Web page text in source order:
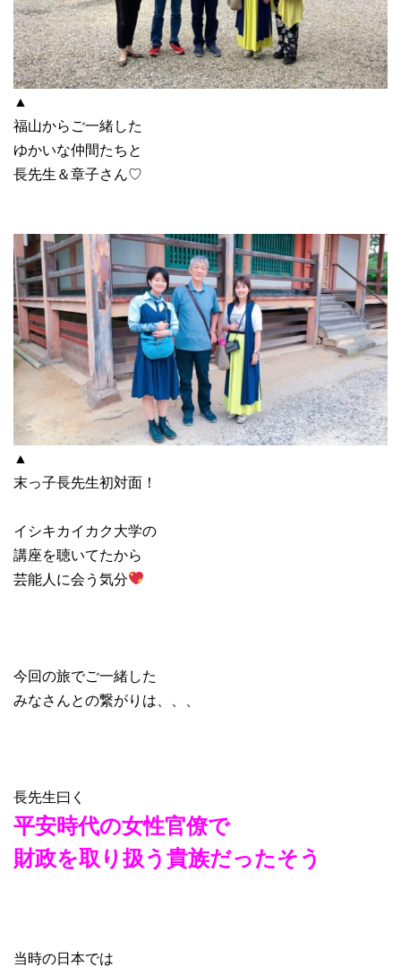
▲
福山からご一緒した
ゆかいな仲間たちと
長先生＆章子さん♡
▲
末っ子長先生初対面！
イシキカイカク大学の
講座を聴いてたから
芸能人に会う気分
今回の旅でご一緒した
みなさんとの繋がりは、、、
長先生曰く
平安時代の女性官僚で
財政を取り扱う貴族だったそう
当時の日本では